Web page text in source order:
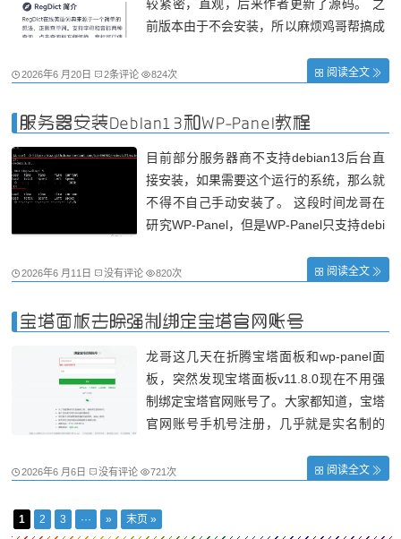
较紧密，直观，后来作者更新了源码。 之
前版本由于不会安装，所以麻烦鸡哥帮搞成
样。但是后来发现读音无效了，去官网（ht
发现作者已升级。 新版确实很漂亮，
2026年6 月20日 2条评论 824次 阅读全文
服务器安装Debian13和WP-Panel教程
目前部分服务器商不支持debian13后台直
接安装，如果需要这个运行的系统，那么就
不得不自己手动安装了。 这段时间龙哥在
研究WP-Panel，但是WP-Panel只支持debi
后台运行会异常。所以就用蓝希云两台服务
最后在WP-Panel开发人奶爸的指导下，成
功安
2026年6 月11日 没有评论 820次 阅读全文
宝塔面板去除强制绑定宝塔官网账号
龙哥这几天在折腾宝塔面板和wp-panel面
板，突然发现宝塔面板v11.8.0现在不用强
制绑定宝塔官网账号了。大家都知道，宝塔
官网账号手机号注册，几乎就是实名制的
转到了宝塔开心版或者1panel，所以这次
计会留住很多站长的。以下是龙哥亲自体
验：
2026年6 月6日 没有评论 721次 阅读全文
1 2 3 ··· » 末页 »